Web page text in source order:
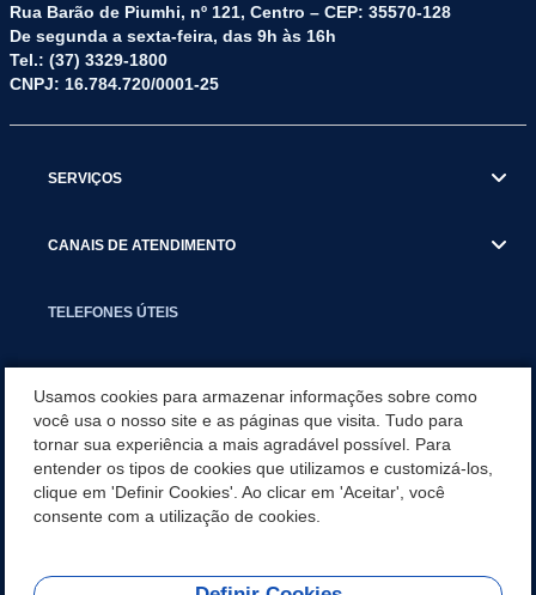
Rua Barão de Piumhi, nº 121, Centro – CEP: 35570-128
De segunda a sexta-feira, das 9h às 16h
Tel.: (37) 3329-1800
CNPJ: 16.784.720/0001-25
SERVIÇOS
CANAIS DE ATENDIMENTO
TELEFONES ÚTEIS
NOTÍCIAS
APLICATIVO
Usamos cookies para armazenar informações sobre como
você usa o nosso site e as páginas que visita. Tudo para
tornar sua experiência a mais agradável possível. Para
entender os tipos de cookies que utilizamos e customizá-los,
clique em 'Definir Cookies'. Ao clicar em 'Aceitar', você
consente com a utilização de cookies.